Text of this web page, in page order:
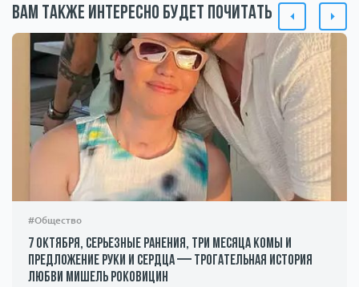
Вам также интересно будет почитать
#Общество
7 октября, серьезные ранения, три месяца комы и
предложение руки и сердца — трогательная история
любви Мишель Роковицин